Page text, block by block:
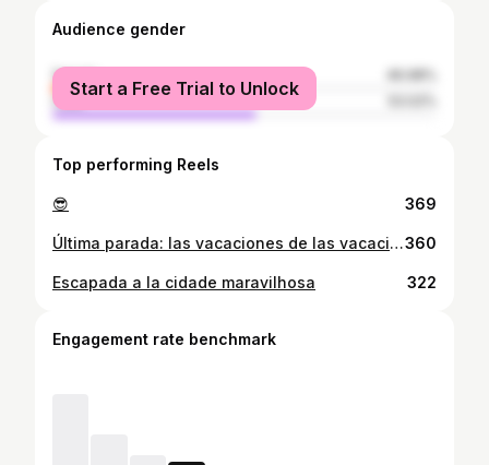
Audience gender
female
male
Start a Free Trial to Unlock
Top performing Reels
😎 369
Última parada: las vacaciones de las vacaciones360
Escapada a la cidade maravilhosa 322
Engagement rate benchmark